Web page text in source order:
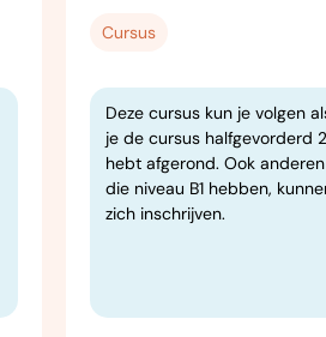
Cursus
Deze cursus kun je volgen
je de cursus halfgevorderd 2
hebt afgerond. Ook anderen
die niveau B1 hebben,
zich inschrijven.